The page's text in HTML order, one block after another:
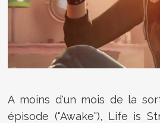
A moins d'un mois de la
épisode ("Awake"), Life is